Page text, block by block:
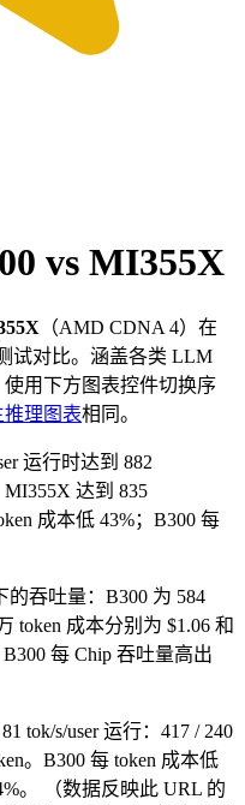
vs MI355X
（AMD CDNA 4）在
试对比。涵盖各类 LLM
用下方图表控件切换序
推理图表相同。
运行时达到 882
MI355X 达到 835
成本低 43%；B300 每
的吞吐量：B300 为 584
token 成本分别为 $1.06 和
每 Chip 吞吐量高出
tok/s/user 运行：417 / 240
。B300 每 token 成本低
。
（数据反映此 URL 的